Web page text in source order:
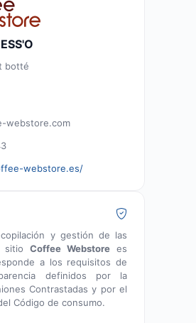
botté
webstore.com
webstore.es/
y gestión de las
sitio Coffee Webstore es
a los requisitos de
definidos por la
Contrastadas y por el
Código de consumo.